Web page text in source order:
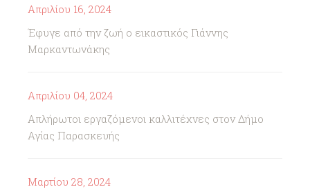
Απριλίου 16, 2024
Έφυγε από την ζωή ο εικαστικός Γιάννης
Μαρκαντωνάκης
Απριλίου 04, 2024
Απλήρωτοι εργαζόμενοι καλλιτέχνες στον Δήμο
Αγίας Παρασκευής
Μαρτίου 28, 2024